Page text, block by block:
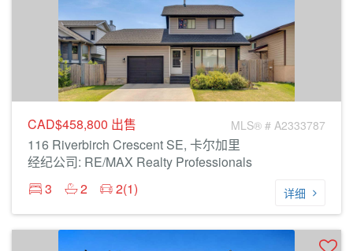
CAD$458,800 出售 MLS® # A2333787
116 Riverbirch Crescent SE, 卡尔加里
经纪公司: RE/MAX Realty Professionals
3
2 2(1) 详细